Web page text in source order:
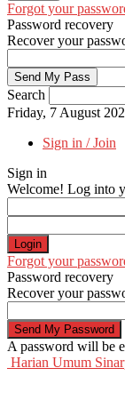
Forgot your
Password recovery
Recover your
Search
Friday, 7 August
Sign in / Join
Sign in
Welcome! Log into
Forgot your
Password recovery
Recover your
A password will be
Harian Umum